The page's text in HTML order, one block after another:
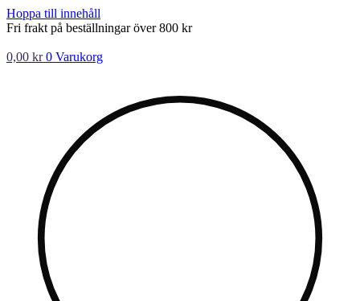
Hoppa till innehåll
Fri frakt på beställningar över 800 kr
0,00 kr 0 Varukorg